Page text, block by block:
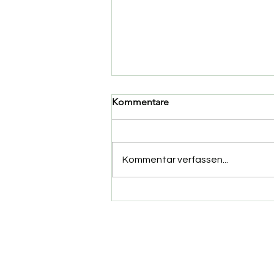
Kommentare
Kommentar verfassen...